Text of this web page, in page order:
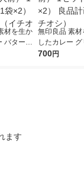
材を生か
バターチ
1人前） 1
無印良品 素材
したカレー
180g（1人前
700円
ます